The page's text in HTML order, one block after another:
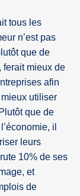
tous les
n’est pas
que de
ferait mieux de
afin
utiliser
que de
il
leurs
10% de ses
et
de